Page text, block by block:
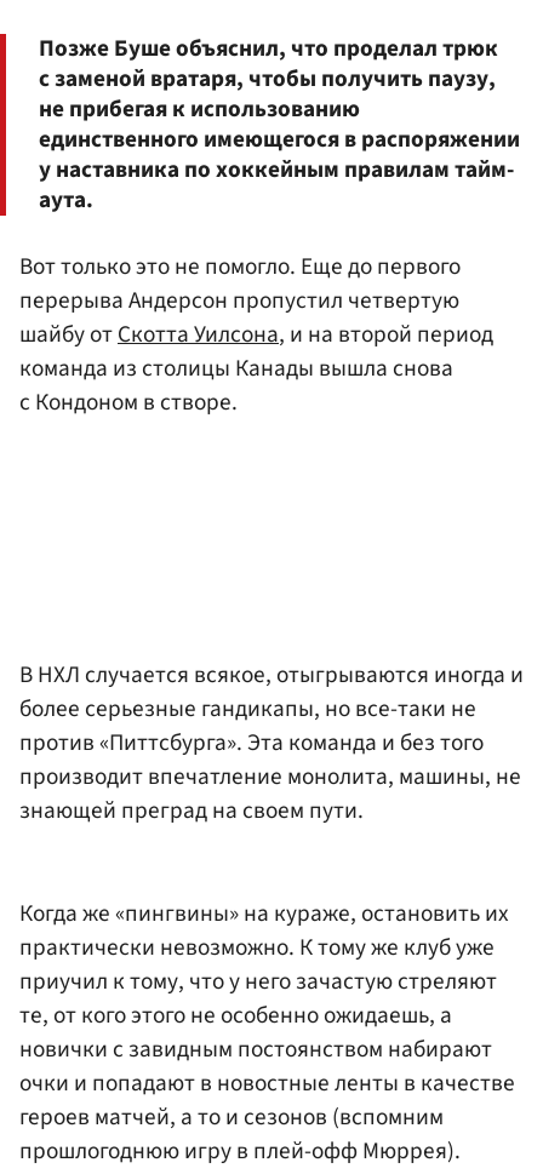
Позже Буше объяснил, что проделал трюк
с заменой вратаря, чтобы получить паузу,
не прибегая к использованию
единственного имеющегося в распоряжении
у наставника по хоккейным правилам тайм-
аута.
Вот только это не помогло. Еще до первого
перерыва Андерсон пропустил четвертую
шайбу отСкотта Уилсона, и на второй период
команда из столицы Канады вышла снова
с Кондоном в створе.
В НХЛ случается всякое, отыгрываются иногда и
более серьезные гандикапы, но все-таки не
против «Питтсбурга». Эта команда и без того
производит впечатление монолита, машины, не
знающей преград на своем пути.
Когда же «пингвины» на кураже, остановить их
практически невозможно. К тому же клуб уже
приучил к тому, что у него зачастую стреляют
те, от кого этого не особенно ожидаешь, а
новички с завидным постоянством набирают
очки и попадают в новостные ленты в качестве
героев матчей, а то и сезонов (вспомним
прошлогоднюю игру в плей-офф Мюррея).